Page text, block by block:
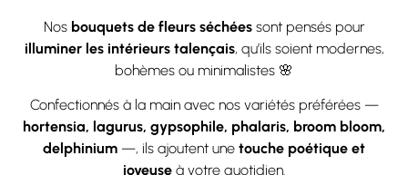
Nos bouquets de fleurs séchéessont pensés pour
illuminer les intérieurs talençais, qu’ils soient modernes,
bohèmes ou minimalistes 🌸
Confectionnés à la main avec nos variétés préférées —
hortensia, lagurus, gypsophile, phalaris, broom bloom,
delphinium —, ils ajoutent une touche poétique et
joyeuseà votre quotidien.